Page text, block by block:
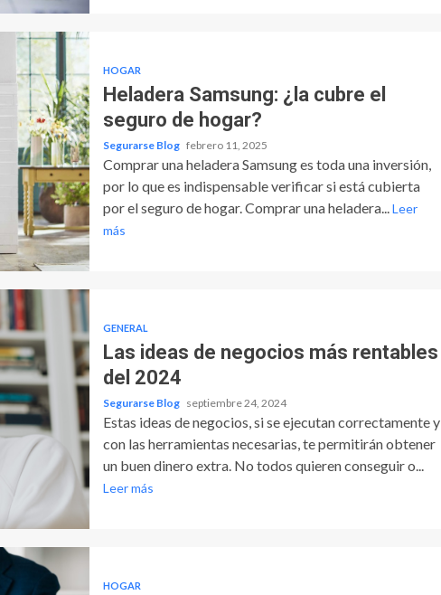
HOGAR
Heladera Samsung: ¿la cubre el
seguro de hogar?
Segurarse Blog febrero 11, 2025
Comprar una heladera Samsung es toda una inversión,
por lo que es indispensable verificar si está cubierta
por el seguro de hogar. Comprar una heladera... Leer
más
GENERAL
Las ideas de negocios más rentables
del 2024
Segurarse Blog septiembre 24, 2024
Estas ideas de negocios, si se ejecutan correctamente y
con las herramientas necesarias, te permitirán obtener
un buen dinero extra. No todos quieren conseguir o...
Leer más
HOGAR